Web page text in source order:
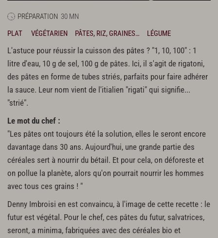
PRÉPARATION 30 MN
PLAT
VÉGÉTARIEN PÂTES, RIZ, GRAINES… LÉGUME
L'astuce pour réussir la cuisson des pâtes ? "1, 10, 100" : 1
litre d'eau, 10 g de sel, 100 g de pâtes. Ici, il s'agit de rigatoni,
des pâtes en forme de tubes striés, parfaits pour faire adhérer
la sauce. Leur nom vient de l'itialien "rigati" qui signifie...
"strié".
Le mot du chef :
"Les pâtes ont toujours été la solution, elles le seront encore
davantage dans 30 ans. Aujourd'hui, une grande partie des
céréales sert à nourrir du bétail. Et pour cela, on déforeste et
on pollue la planète, alors qu'on pourrait nourrir les hommes
avec tous ces grains ! "
Denny Imbroisi en est convaincu, à l'image de cette recette : le
futur est végétal. Pour le chef, ces pâtes du futur, salvatrices,
seront, a minima, fabriquées avec des céréales bio et